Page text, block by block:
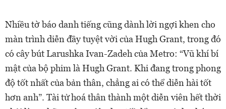
Nhiều tờ báo danh tiếng cũng dành lời ngợi khen cho
màn trình diễn đầy tuyệt vời của Hugh Grant, trong đó
có cây bút Larushka Ivan-Zadeh của Metro: “Vũ khí bí
mật của bộ phim là Hugh Grant. Khi đang trong phong
độ tốt nhất của bản thân, chẳng ai có thể diễn hài tốt
hơn anh”. Tài tử hoá thân thành một diễn viên hết thời